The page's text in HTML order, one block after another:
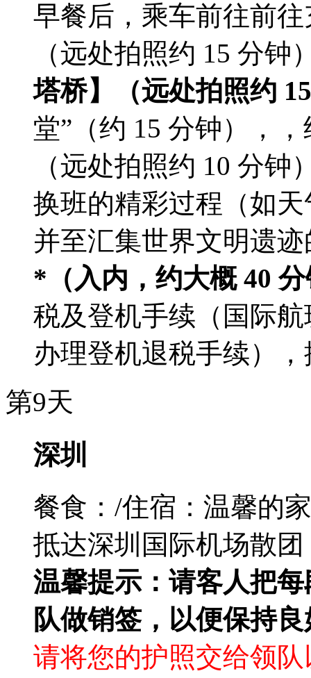
早餐后，乘车前往前
（远处拍照约 15 分
塔桥】（远处拍照约
堂”（约 15 分钟），
（远处拍照约 10 分
换班的精彩过程（如
并至汇集世界文明遗迹
*（入内，约大概 40
税及登机手续（国际
办理登机退税手续）
第9天
深圳
餐食：/住宿：温馨的家
抵达深圳国际机场散
温馨提示：请客人把
队做销签，以便保持
请将您的护照交给领